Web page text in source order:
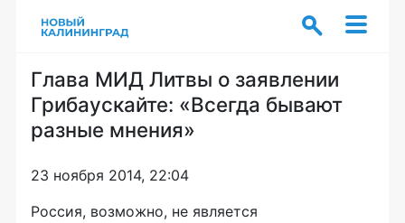
Глава МИД Литвы о заявлении
Грибаускайте: «Всегда бывают
разные мнения»
23 ноября 2014, 22:04
Россия, возможно, не является